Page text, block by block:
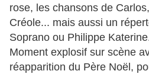
rose, les chansons de
Créole... mais aussi un
Soprano ou Philippe
Moment explosif sur scène
réapparition du Père Noël,